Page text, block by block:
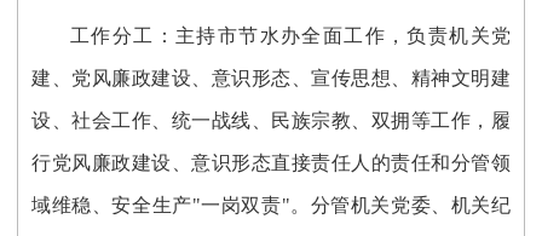
工作分工： 主持市节水办全面工作，负责机关党
建、党风廉政建设、意识形态、宣传思想、精神文明建
设 、社会工作、 统一战线、民族宗教 、双拥等工作 ，履
行党风廉政建设、意识形态直接责任 人的责任和分管领
域维稳、安全生产"一岗双责"。分管机关党委、机关纪